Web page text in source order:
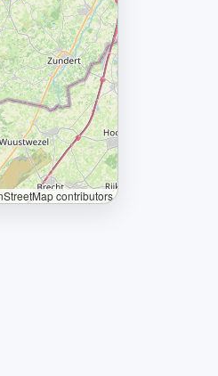
contributors